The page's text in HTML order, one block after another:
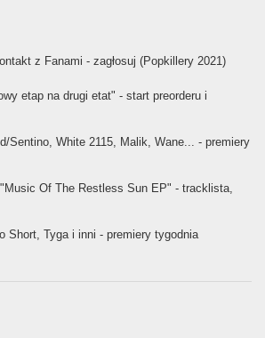
z Fanami - zagłosuj (Popkillery 2021)
etap na drugi etat" - start preorderu i
Sentino, White 2115, Malik, Wane... - premiery
Of The Restless Sun EP" - tracklista,
Short, Tyga i inni - premiery tygodnia